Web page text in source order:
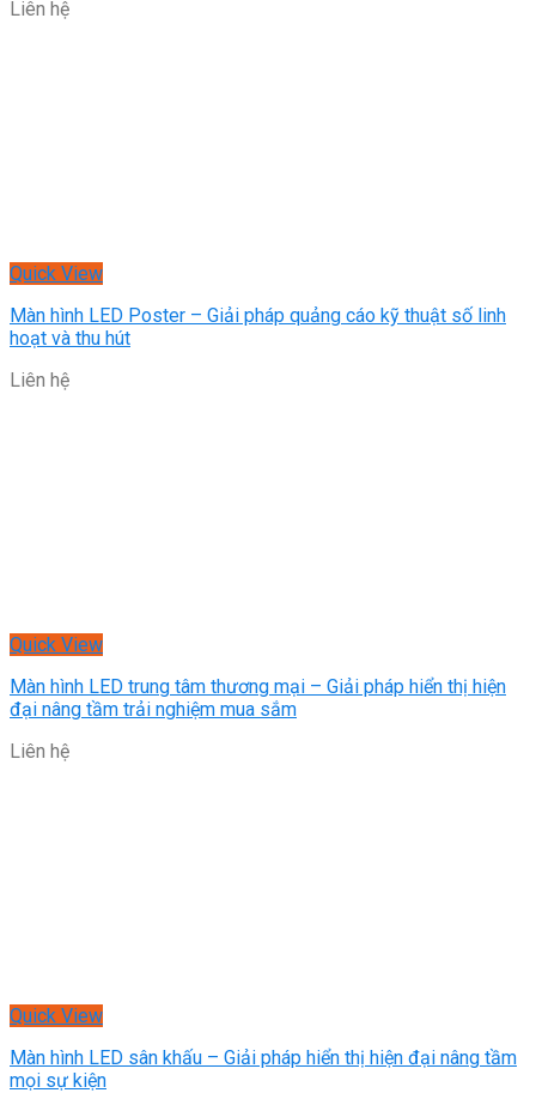
Liên hệ
Quick View
Màn hình LED Poster – Giải pháp quảng cáo kỹ thuật số linh
hoạt và thu hút
Liên hệ
Quick View
Màn hình LED trung tâm thương mại – Giải pháp hiển thị hiện
đại nâng tầm trải nghiệm mua sắm
Liên hệ
Quick View
Màn hình LED sân khấu – Giải pháp hiển thị hiện đại nâng tầm
mọi sự kiện